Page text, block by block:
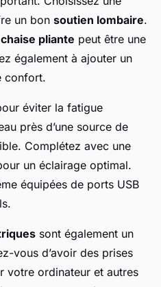
un bon soutien lombaire.
chaise pliante peut être une
également à ajouter un
confort.
éviter la fatigue
près d’une source de
Complétez avec une
un éclairage optimal.
équipées de ports USB
sont également un
vous d’avoir des prises
votre ordinateur et autres